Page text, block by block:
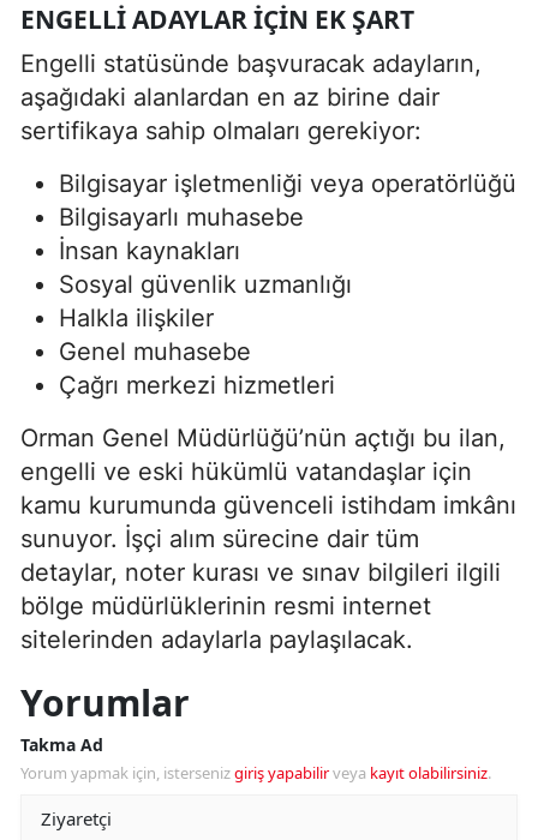
ENGELLI ADAYLAR İÇIN EK ŞART
Engelli statüsünde başvuracak adayların,
aşağıdaki alanlardan en az birine dair
sertifikaya sahip olmaları gerekiyor:
Bilgisayar işletmenliği veya operatörlüğü
Bilgisayarlı muhasebe
İnsan kaynakları
Sosyal güvenlik uzmanlığı
Halkla ilişkiler
Genel muhasebe
Çağrı merkezi hizmetleri
Orman Genel Müdürlüğü’nün açtığı bu ilan,
engelli ve eski hükümlü vatandaşlar için
kamu kurumunda güvenceli istihdam imkânı
sunuyor. İşçi alım sürecine dair tüm
detaylar, noter kurası ve sınav bilgileri ilgili
bölge müdürlüklerinin resmi internet
sitelerinden adaylarla paylaşılacak.
Yorumlar
Takma Ad
Yorum yapmak için, istersenizgiriş yapabilirveya kayıt olabilirsiniz.